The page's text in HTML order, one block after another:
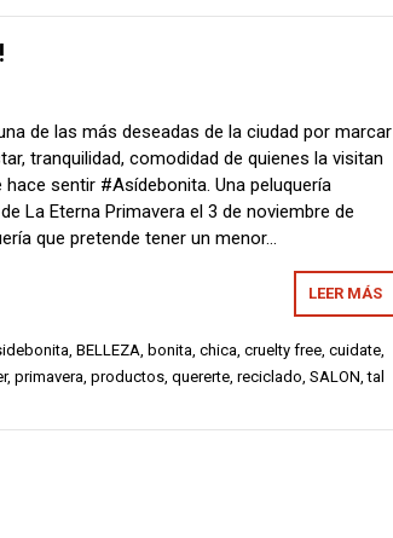
de las más deseadas de la ciudad por marcar
tranquilidad, comodidad de quienes la visitan
sentir #Asídebonita. Una peluquería
La Eterna Primavera el 3 de noviembre de
que pretende tener un menor…
LEER MÁS
, BELLEZA, bonita, chica, cruelty free, cuidate,
, primavera, productos, quererte, reciclado, SALON,tal